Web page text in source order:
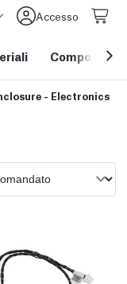
Accesso
Componenti
- Electronics